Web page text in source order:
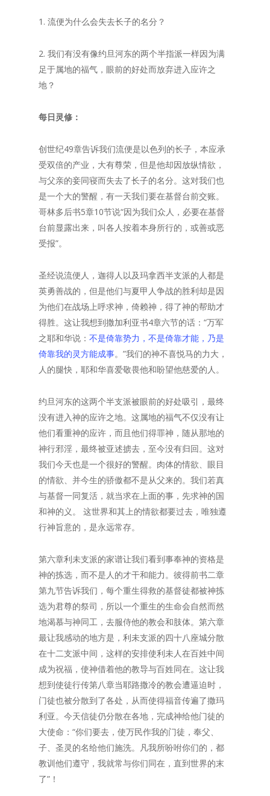
1. 流便为什么会失去长子的名分？
2. 我们有没有像约旦河东的两个半指派一样因为满
足于属地的福气，眼前的好处而放弃进入应许之
地？
每日灵修：
创世纪49章告诉我们流便是以色列的长子，本应承
受双倍的产业，大有尊荣，但是他却因放纵情欲，
与父亲的妾同寝而失去了长子的名分。这对我们也
是一个大的警醒，有一天我们要在基督台前交账。
哥林多后书5章10节说“因为我们众人，必要在基督
台前显露出来，叫各人按着本身所行的，或善或恶
受报”。
圣经说流便人，迦得人以及玛拿西半支派的人都是
英勇善战的，但是他们与夏甲人争战的胜利却是因
为他们在战场上呼求神，倚赖神，得了神的帮助才
得胜。这让我想到撒加利亚书4章六节的话：“万军
之耶和华说： 不是倚靠势力，不是倚靠才能，乃是
倚靠我的灵方能成事。”我们的神不喜悦马的力大，
人的腿快，耶和华喜爱敬畏他和盼望他慈爱的人。
约旦河东的这两个半支派被眼前的好处吸引，最终
没有进入神的应许之地。这属地的福气不仅没有让
他们看重神的应许，而且他们得罪神，随从那地的
神行邪淫，最终被亚述掳去，至今没有归回。这对
我们今天也是一个很好的警醒。肉体的情欲、眼目
的情欲、并今生的骄傲都不是从父来的。我们若真
与基督一同复活，就当求在上面的事，先求神的国
和神的义。 这世界和其上的情欲都要过去，唯独遵
行神旨意的，是永远常存。
第六章利未支派的家谱让我们看到事奉神的资格是
神的拣选，而不是人的才干和能力。彼得前书二章
第九节告诉我们，每个重生得救的基督徒都被神拣
选为君尊的祭司，所以一个重生的生命会自然而然
地渴慕与神同工，去服侍他的教会和肢体。第六章
最让我感动的地方是，利未支派的四十八座城分散
在十二支派中间，这样的安排使利未人在百姓中间
成为祝福，使神借着他的教导与百姓同在。这让我
想到使徒行传第八章当耶路撒冷的教会遭逼迫时，
门徒也被分散到了各处，从而使得福音传遍了撒玛
利亚。今天信徒仍分散在各地，完成神给他门徒的
大使命：“你们要去，使万民作我的门徒，奉父、
子、圣灵的名给他们施洗。凡我所吩咐你们的，都
教训他们遵守，我就常与你们同在，直到世界的末
了”！